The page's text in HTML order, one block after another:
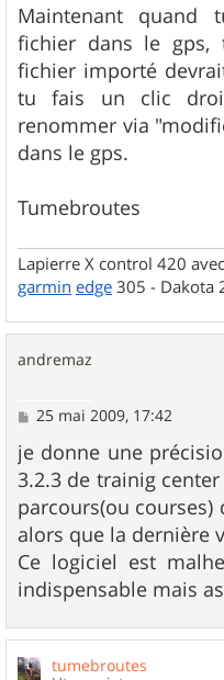
Maintenant quand
fichier dans le gps,
fichier importé
tu fais un clic
renommer via
dans le gps.
Tumebroutes
Lapierre X control 420
garmin edge 305 - Dakota
andremaz
M
s
s
a
g
e
25 mai 2009, 17:42
je donne une
3.2.3 de trainig
parcours(ou courses)
alors que la dernière
Ce logiciel est
indispensable mais
tumebroutes